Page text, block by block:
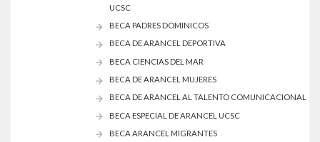
UCSC
BECA PADRES DOMINICOS
BECA DE ARANCEL DEPORTIVA
BECA CIENCIAS DEL MAR
BECA DE ARANCEL MUJERES
BECA DE ARANCEL AL TALENTO COMUNICACIONAL
BECA ESPECIAL DE ARANCEL UCSC
BECA ARANCEL MIGRANTES